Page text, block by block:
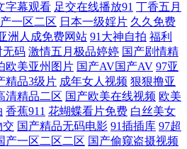
另类h成人在线 美女诱惑91 男人午夜剧场
三级片导航 深夜释放 日本日屄 日韩三级
图 91再现精品 91福利在线视频 91大片在线
青青草 超碰97色色 成人777 成人超碰 草草
字幕观看 足交在线播放91 丁香五月
一区二区 日本一级婬片 久久免费
洲人成免费网站 91大神自拍 福利
无码 激情五月极品婷婷 国产剧情精
欧美亚州图片 国产AV国产AV 97亚
精品3级片 成年女人视频 狠狠撸亚
清精品二区 国产欧美在线视频 欧美
香蕉911 花蝴蝶看片免费 白丝美女
交 国产精品无码电影 91插插库 97超
产一区二区二区 国产偷窥盗摄视频